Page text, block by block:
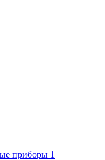
приборы 1